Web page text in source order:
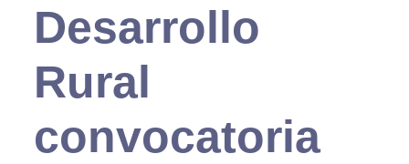
Desarrollo
Rural
convocatoria